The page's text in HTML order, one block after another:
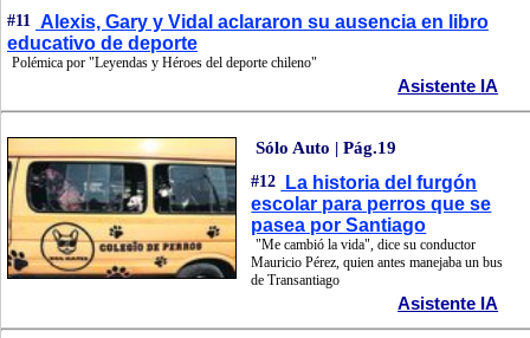
#11
Alexis, Gary y Vidal aclararon su ausencia en libro
educativo de deporte
Polémica por "Leyendas y Héroes del deporte chileno"
Asistente IA
Sólo Auto | Pág.19
#12
La historia del furgón
escolar para perros que se
pasea por Santiago
"Me cambió la vida", dice su conductor
Mauricio Pérez, quien antes manejaba un bus
de Transantiago
Asistente IA